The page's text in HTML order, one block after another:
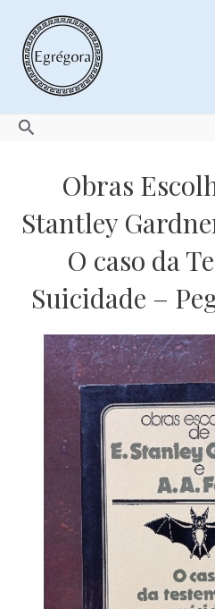
content
Search
Obras
Stantley
O caso da
Suicidade –